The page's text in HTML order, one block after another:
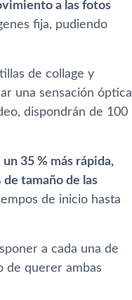
a las fotos
fija, pudiendo
de collage y
una sensación óptica
dispondrán de 100
35 % más rápida,
tamaño de las
de inicio hasta
a cada una de
de querer ambas